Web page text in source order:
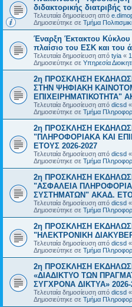
διδακτορικής
Τελευταία δημοσίευση από
Δημοσιεύτηκε σε Τμήμα
Έναρξη Έκτακτου Κύκλου
πλαίσιο του ΕΣΚ και του
Τελευταία δημοσίευση από tyia «
Δημοσιεύτηκε σε Υπηρεσία
2η ΠΡΟΣΚΛΗΣΗ
ΣΤΗΝ ΨΗΦΙΑΚΗ
ΕΠΙΧΕΙΡΗΜΑΤΙΚΟΤΗΤΑ"
Τελευταία δημοσίευση από dicsd «
Δημοσιεύτηκε σε Τμήμα
2η ΠΡΟΣΚΛΗΣΗ
"ΠΛΗΡΟΦΟΡΙΑΚΑ ΚΑΙ
ΕΤΟΥΣ 2026-2027
Τελευταία δημοσίευση από dicsd «
Δημοσιεύτηκε σε Τμήμα
2η ΠΡΟΣΚΛΗΣΗ
"ΑΣΦΑΛΕΙΑ
ΣΥΣΤΗΜΑΤΩΝ" ΑΚΑΔ.
Τελευταία δημοσίευση από dicsd «
Δημοσιεύτηκε σε Τμήμα
2η ΠΡΟΣΚΛΗΣΗ
"ΗΛΕΚΤΡΟΝΙΚΗ
Τελευταία δημοσίευση από dicsd «
Δημοσιεύτηκε σε Τμήμα
2η ΠΡΟΣΚΛΗΣΗ
«ΔΙΑΔΙΚΤΥΟ ΤΩΝ
ΣΥΓΧΡΟΝΑ ΔΙΚΤΥΑ» 2026-
Τελευταία δημοσίευση από dicsd «
Δημοσιεύτηκε σε Τμήμα